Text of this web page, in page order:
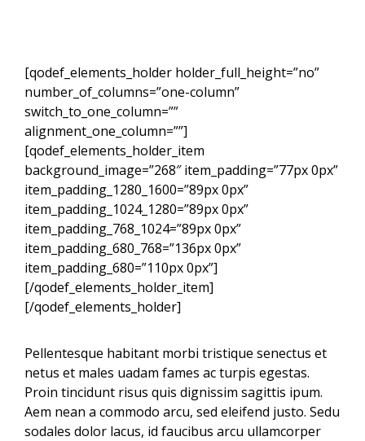
[qodef_elements_holder holder_full_height=”no”
number_of_columns=”one-column”
switch_to_one_column=””
alignment_one_column=””]
[qodef_elements_holder_item
background_image=”268″ item_padding=”77px 0px”
item_padding_1280_1600=”89px 0px”
item_padding_1024_1280=”89px 0px”
item_padding_768_1024=”89px 0px”
item_padding_680_768=”136px 0px”
item_padding_680=”110px 0px”]
[/qodef_elements_holder_item]
[/qodef_elements_holder]
Pellentesque habitant morbi tristique senectus et
netus et males uadam fames ac turpis egestas.
Proin tincidunt risus quis dignissim sagittis ipum.
Aem nean a commodo arcu, sed eleifend justo. Sedu
sodales dolor lacus, id faucibus arcu ullamcorper